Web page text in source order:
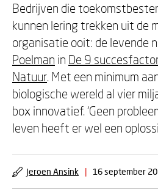
Bedrijven die
kunnen lering trekken uit de
organisatie ooit: de levende
Poelman in De 9
Natuur. Met een minimum
biologische wereld al vier
box innovatief. ‘Geen
leven heeft er wel een
Jeroen Ansink | 16 september